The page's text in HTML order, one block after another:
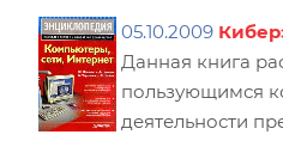
05.10.2009
Данная книга
пользующимся
деятельности